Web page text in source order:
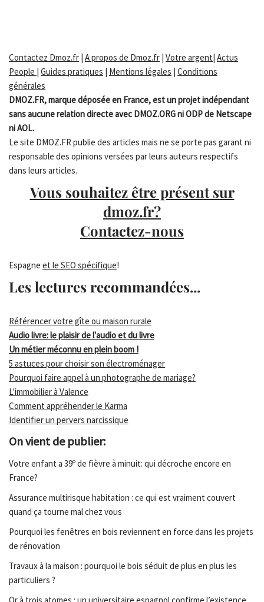
Contactez Dmoz.fr | A propos de Dmoz.fr | Votre argent| Actus
People | Guides pratiques | Mentions légales | Conditions
générales
DMOZ.FR, marque déposée en France, est un projet indépendant
sans aucune relation directe avec DMOZ.ORG ni ODP de Netscape
ni AOL.
Le site DMOZ.FR publie des articles mais ne se porte pas garant ni
responsable des opinions versées par leurs auteurs respectifs
dans leurs articles.
Vous souhaitez être présent sur
dmoz.fr?
Contactez-nous
Espagne et le SEO spécifique!
Les lectures recommandées...
Référencer votre gîte ou maison rurale
Audio livre: le plaisir de l'audio et du livre
Un métier méconnu en plein boom !
5 astuces pour choisir son électroménager
Pourquoi faire appel à un photographe de mariage?
L'immobilier à Valence
Comment appréhender le Karma
Identifier un pervers narcissique
On vient de publier:
Votre enfant a 39º de fièvre à minuit: qui décroche encore en
France?
Assurance multirisque habitation : ce qui est vraiment couvert
quand ça tourne mal chez vous
Pourquoi les fenêtres en bois reviennent en force dans les projets
de rénovation
Travaux à la maison : pourquoi le bois séduit de plus en plus les
particuliers ?